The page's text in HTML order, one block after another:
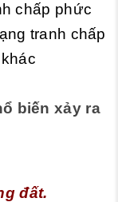
chấp phức
tranh chấp
biến xảy ra
đất.